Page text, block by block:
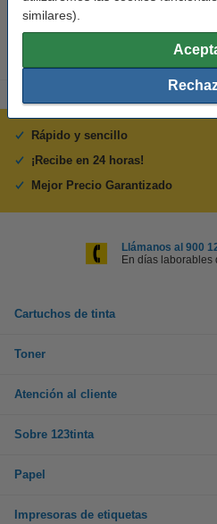
similares).
Rápido y sencillo
¡Recibe en 24 horas!
Mejor Precio Garantizado
Llámanos al 900
En días laborables
Cartuchos de tinta
Toner
Atención al cliente
Sobre 123tinta
Papel
Impresoras de etiquetas